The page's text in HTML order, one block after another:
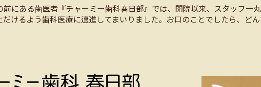
にある歯医者『チャーミー歯科春日部』では、開院以来、スタッフ一
けるよう歯科医療に邁進してまいりました。お口のことでしたら、ど